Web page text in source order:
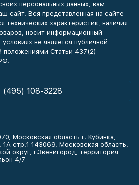
персональных данных, вам
сайт. Вся представленная на сайте
технических характеристик, наличия
носит информационный
не является публичной
положениями Статьи 437(2)
(495) 108-3228
Московская область г. Кубинка,
стр.1 143069, Московская область,
округ, г.Звенигород, территория
4/7